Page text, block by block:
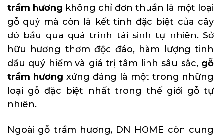
trầm hương không chỉ đơn thuần là một loại
gỗ quý mà còn là kết tinh đặc biệt của cây
dó bầu qua quá trình tái sinh tự nhiên. Sở
hữu hương thơm độc đáo, hàm lượng tinh
dầu quý hiếm và giá trị tâm linh sâu sắc, gỗ
trầm hương xứng đáng là một trong những
loại gỗ đặc biệt nhất trong thế giới gỗ tự
nhiên.
Ngoài gỗ trầm hương, DN HOME còn cung